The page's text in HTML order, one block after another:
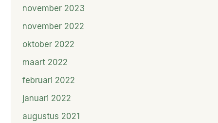
november 2023
november 2022
oktober 2022
maart 2022
februari 2022
januari 2022
augustus 2021